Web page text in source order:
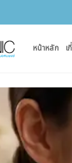
หน้าหลัก เ